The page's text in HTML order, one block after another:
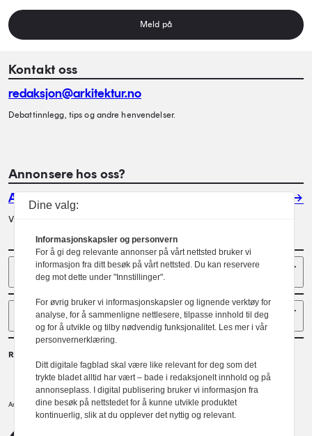
Meld på
Kontakt oss
redaksjon@arkitektur.no
Debattinnlegg, tips og andre henvendelser.
Annonsere hos oss?
Annonser
Vil du annonsere i Arkitektur? Les mer her.
Sider
Følg oss
Redaktør
Gaute Brochmann
Arkitektur er et tidsskrift utgitt avNorske arkitekters landsforbund.
NAL
Dine valg:
Informasjonskapsler og personvern
For å gi deg relevante annonser på vårt nettsted bruker vi
informasjon fra ditt besøk på vårt nettsted. Du kan reservere
deg mot dette under "Innstillinger".
For øvrig bruker vi informasjonskapsler og lignende verktøy for
analyse, for å sammenligne nettlesere, tilpasse innhold til deg
og for å utvikle og tilby nødvendig funksjonalitet. Les mer i vår
personvernerklæring.
Ditt digitale fagblad skal være like relevant for deg som det
trykte bladet alltid har vært – bade i redaksjonelt innhold og på
annonseplass. I digital publisering bruker vi informasjon fra
dine besøk på nettstedet for å kunne utvikle produktet
kontinuerlig, slik at du opplever det nyttig og relevant.